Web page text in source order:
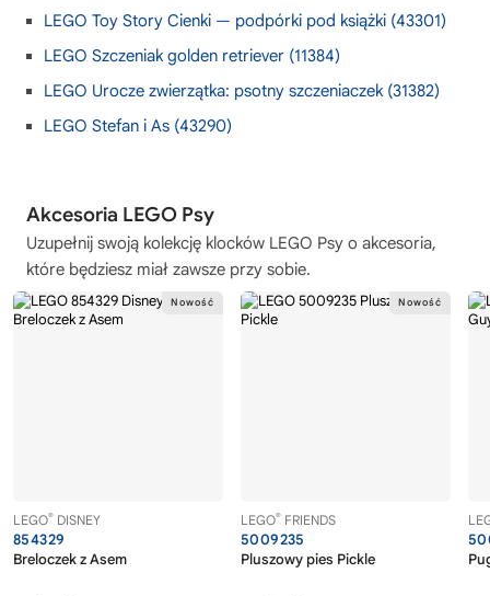
LEGO Toy Story Cienki — podpórki pod książki (43301)
LEGO Szczeniak golden retriever (11384)
LEGO Urocze zwierzątka: psotny szczeniaczek (31382)
LEGO Stefan i As (43290)
Akcesoria LEGO Psy
Uzupełnij swoją kolekcję klocków LEGO Psy o akcesoria,
które będziesz miał zawsze przy sobie.
LEGO® DISNEY
854329
Breloczek z Asem
LEGO® FRIENDS
5009235
Pluszowy pies Pickle